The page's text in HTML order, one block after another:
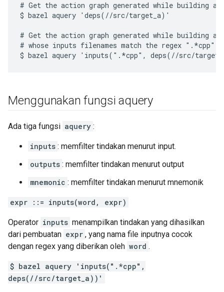
# Get the action graph generated while building
$ bazel aquery 'deps(//src/target_a)'
# Get the action graph generated while building
# whose inputs filenames match the regex ".*cpp".
Menggunakan fungsi aquery
Ada tiga fungsi aquery :
inputs : memfilter tindakan menurut input.
outputs : memfilter tindakan menurut output
mnemonic : memfilter tindakan menurut mnemonik
expr ::= inputs(word, expr)
Operator inputs menampilkan tindakan yang dihasilkan
dari pembuatan expr , yang nama file inputnya cocok
dengan regex yang diberikan oleh word .
$ bazel aquery 'inputs(".*cpp",
deps(//src/target_a))'